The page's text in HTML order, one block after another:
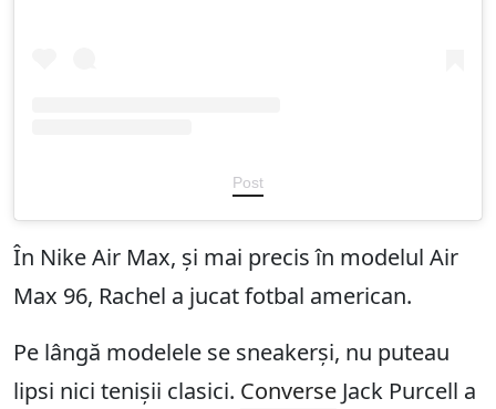
Post
În Nike Air Max, și mai precis în modelul Air
Max 96, Rachel a jucat fotbal american.
Pe lângă modelele se sneakerși, nu puteau
lipsi nici tenișii clasici. Converse Jack Purcell a